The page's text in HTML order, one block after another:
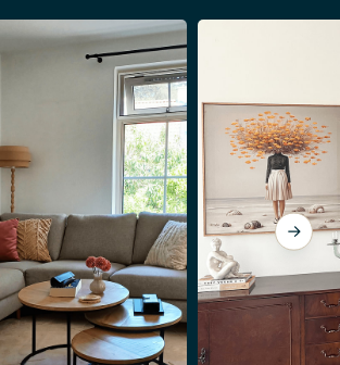
Sie, was Sie sehen wollen von Mirjam